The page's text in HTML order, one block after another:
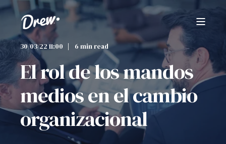
30/03/22 11:00 6 min read
El rol de los mandos
medios en el cambio
organizacional